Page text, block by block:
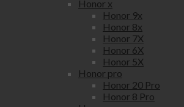
Honor x
Honor 9x
Honor 8x
Honor 7X
Honor 6X
Honor 5X
Honor pro
Honor 20 Pro
Honor 8 Pro